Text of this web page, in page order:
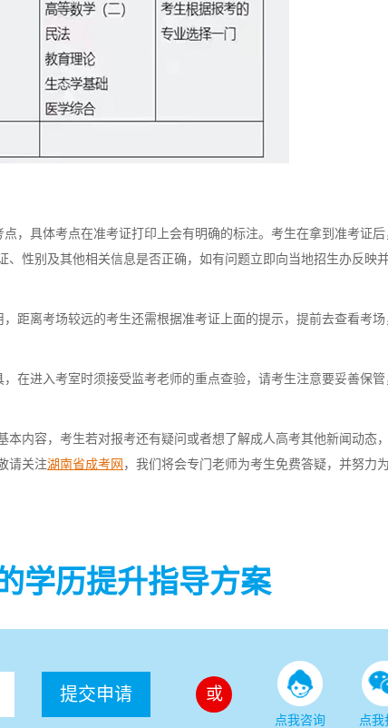
，具体考点在准考证打印上会有明确的标注。考生在拿到准考证后
性别及其他相关信息是否正确，如有问题立即向当地招生办反映
距离考场较远的考生还需根据准考证上面的提示，提前去查看考场
在进入考室时须接受监考老师的重点查验，请考生注意要妥善保管
内容，考生若对报考还有疑问或者想了解成人高考其他新闻动态，
请关注湖南省成考网 ，我们将会专门老师为考生免费答疑，并努力
学历提升指导方案
提交申请 或
点我咨询 点我